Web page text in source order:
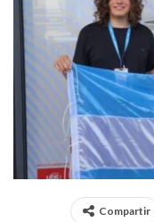
Compartir